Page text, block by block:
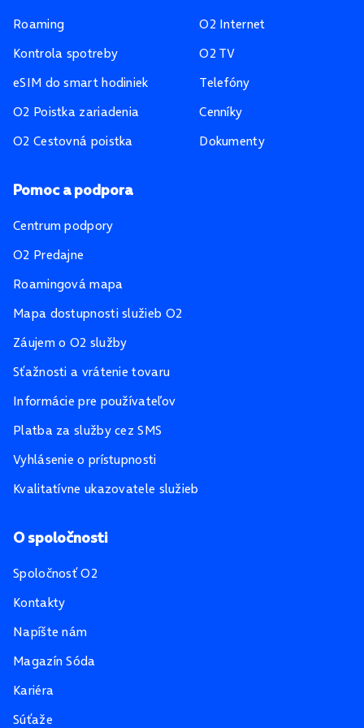
Roaming
Kontrola spotreby
eSIM do smart hodiniek
O2 Poistka zariadenia
O2 Cestovná poistka
O2 Internet
O2 TV
Telefóny
Cenníky
Dokumenty
Pomoc a podpora
Centrum podpory
O2 Predajne
Roamingová mapa
Mapa dostupnosti služieb O2
Záujem o O2 služby
Sťažnosti a vrátenie tovaru
Informácie pre používateľov
Platba za služby cez SMS
Vyhlásenie o prístupnosti
Kvalitatívne ukazovatele služieb
O spoločnosti
Spoločnosť O2
Kontakty
Napíšte nám
Magazín Sóda
Kariéra
Súťaže